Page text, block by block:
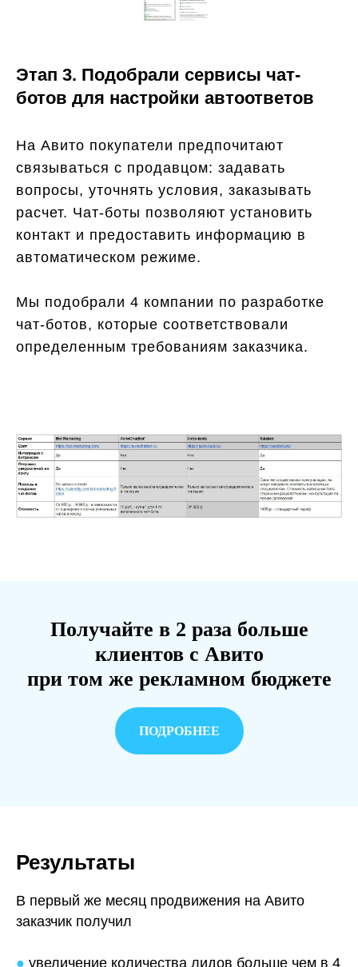
Этап 3. Подобрали сервисы чат-
ботов для настройки автоответов
На Авито покупатели предпочитают
связываться с продавцом: задавать
вопросы, уточнять условия, заказывать
расчет. Чат-боты позволяют установить
контакт и предоставить информацию в
автоматическом режиме.
Мы подобрали 4 компании по разработке
чат-ботов, которые соответствовали
определенным требованиям заказчика.
Получайте в 2 раза больше
клиентов с Авито
при том же рекламном бюджете
ПОДРОБНЕЕ
Результаты
В первый же месяц продвижения на Авито
заказчик получил
● увеличение количества лидов больше чем в 4